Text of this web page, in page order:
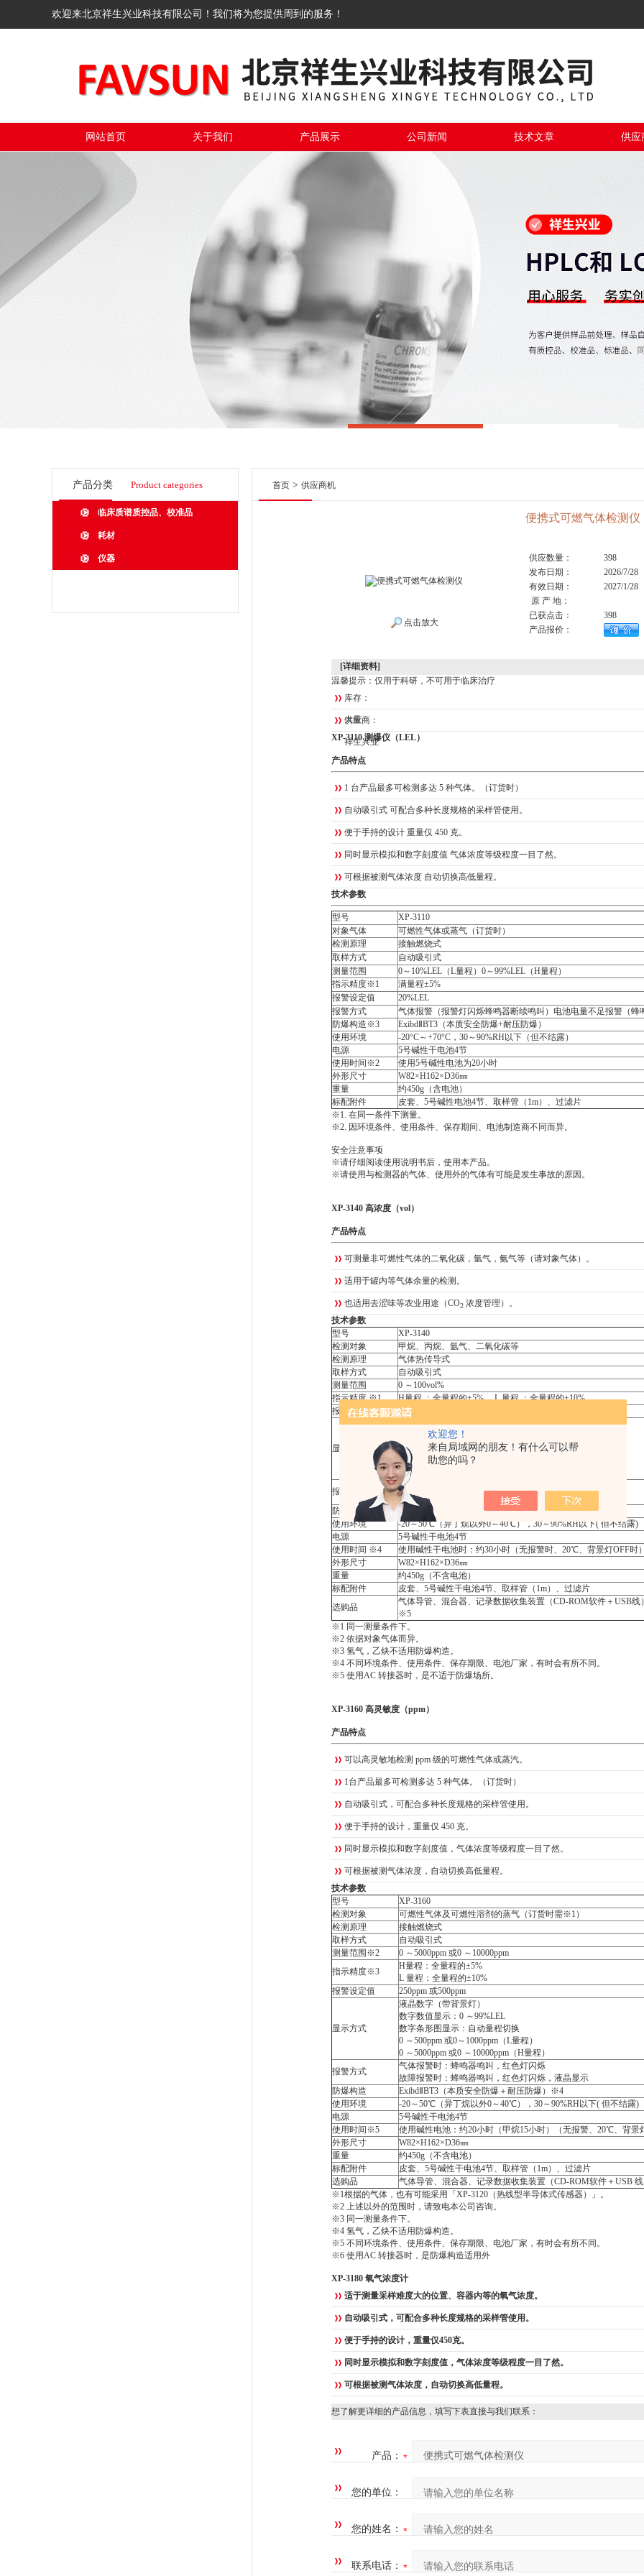
欢迎您！
来自局域网的朋友！有什么可以帮
助您的吗？
欢迎来北京祥生兴业科技有限公司！我们将为您提供周到的服务！
网站首页 关于我们 产品展示 公司新闻 技术文章 供应
产品分类 Product categories
临床质谱质控品、校准品
耗材
仪器
首页 > 供应商机
便携式可燃气体检测仪
点击放大
供应数量：
398
发布日期：
2026/7/28
有效日期：
2027/1/28
原 产 地：
已获点击：
398
产品报价：
[详细资料]
温馨提示：仅用于科研，不可用于临床治疗
库存：
大量
供应商：
祥生兴业
XP-3110 测爆仪（LEL）
产品特点
1 台产品最多可检测多达 5 种气体。（订货时）
自动吸引式 可配合多种长度规格的采样管使用。
便于手持的设计 重量仅 450 克。
同时显示模拟和数字刻度值 气体浓度等级程度一目了然。
可根据被测气体浓度 自动切换高低量程。
技术参数
型号
XP-3110
对象气体
可燃性气体或蒸气 （订货时）
检测原理
接触燃烧式
取样方式
自动吸引式
测量范围
0～10%LEL （L量程）0～99%LEL （H量程）
指示精度※1
满量程±5%
报警设定值
20%LEL
报警方式
气体报警（报警灯闪烁蜂鸣器断续鸣叫）电池电量不足报警（蜂
防爆构造※3 Exibd ⅡBT3（本质安全防爆+耐压防爆）
使用环境
-20°C～+70°C ，30～90%RH 以下（但不结露）
电源
5号碱性干电池4节
使用时间 ※2 使用5号碱性电池为20小时
外形尺寸
W82×H162×D36㎜
重量
约450g（含电池）
标配附件
皮套、 5号碱性电池4节、取样管（1m）、过滤片
※1. 在同一条件下测量。
※2. 因环境条件、使用条件、保存期间、电池制造商不同而异。
安全注意事项
※请仔细阅读使用说明书后，使用本产品。
※请使用与检测器的气体、使用外的气体有可能是发生事故的原因 。
XP-3140 高浓度（vol）
产品特点
可测量非可燃性气体的二氧化碳，氩气，氨气等（请对象气体）。
适用于罐内等气体余量的检测。
也适用去涩味等农业用途（CO2 浓度管理）。
技术参数
型号
XP-3140
检测对象
甲烷、丙烷、氩气、二氧化碳等
检测原理
气体热传导式
取样方式
自动吸引式
测量范围
0 ～100vol%
指示精度 ※1
H量程 ：全量程的±5% ，L 量程 ：全量程的±10%
报警设定值
50vol%
显示方式
液晶数字（带背景灯）
数字数值显示 ：0 ～99%LEL
数字条形图显示 ：自动量程切换
0 ～10vol% 或0 ～30vol%（L 量程）※2
0 ～100vol%（H 量程）
报警方式
气体报警时：蜂鸣器鸣叫，红色灯闪烁
故障报警时：蜂鸣器鸣叫，红色灯闪烁，液晶显示
防爆构造
ExibdⅡBT3（本质安全防爆＋耐压防爆）※3
使用环境
-20～50℃（异丁烷以外0～40℃），30～90%RH以下( 但不结露)
电源
5号碱性干电池4节
使用时间 ※4
使用碱性干电池时：约30小时（无报警时、20℃、背景灯OFF时）
外形尺寸
W82×H162×D36㎜
重量
约450g（不含电池）
标配附件
皮套、5号碱性干电池4节、取样管（1m）、过滤片
选购品
气体导管、混合器、记录数据收集装置（CD-ROM软件＋USB线
※5
※1 同一测量条件下。
※2 依据对象气体而异。
※3 氢气，乙炔不适用防爆构造。
※4 不同环境条件、使用条件、保存期限、电池厂家，有时会有所不同。
※5 使用AC 转接器时，是不适于防爆场所。
XP-3160 高灵敏度（ppm）
产品特点
可以高灵敏地检测 ppm 级的可燃性气体或蒸汽。
1台产品最多可检测多达 5 种气体。（订货时）
自动吸引式，可配合多种长度规格的采样管使用。
便于手持的设计，重量仅 450 克。
同时显示模拟和数字刻度值，气体浓度等级程度一目了然。
可根据被测气体浓度，自动切换高低量程。
技术参数
型号
XP-3160
检测对象
可燃性气体及可燃性溶剂的蒸气（订货时需※1）
检测原理
接触燃烧式
取样方式
自动吸引式
测量范围※2 0 ～5000ppm 或0 ～ 10000ppm
指示精度※3
H量程 ：全量程的±5%
L 量程 ：全量程的±10%
报警设定值
250ppm 或500ppm
显示方式
液晶数字（带背景灯）
数字数值显示 ：0 ～99%LEL
数字条形图显示 ：自动量程切换
0 ～500ppm 或0～ 1000ppm （L量程）
0 ～5000ppm 或0 ～ 10000ppm （H量程）
报警方式
气体报警时：蜂鸣器鸣叫，红色灯闪烁
故障报警时：蜂鸣器鸣叫，红色灯闪烁，液晶显示
防爆构造
Exibd ⅡBT3（本质安全防爆＋耐压防爆）※4
使用环境
-20～50℃（异丁烷以外0～40℃），30～90%RH 以下( 但不结露)
电源
5号碱性干电池4节
使用时间※5 使用碱性电池：约20小时（甲烷15小时）（无报警、20℃、背景
外形尺寸
W82×H162×D36㎜
重量
约450g（不含电池）
标配附件
皮套、 5号碱性干电池4节、取样管（1m）、过滤片
选购品
气体导管、混合器、记录数据收集装置（CD-ROM软件＋USB 线
※1根据的气体，也有可能采用「XP-3120 （热线型半导体式传感器）」。
※2 上述以外的范围时，请致电本公司咨询。
※3 同一测量条件下。
※4 氢气，乙炔不适用防爆构造。
※5 不同环境条件、使用条件、保存期限、电池厂家，有时会有所不同。
※6 使用AC 转接器时，是防爆构造适用外
XP-3180 氧气浓度计
适于测量采样难度大的位置、容器内等的氧气浓度。
自动吸引式，可配合多种长度规格的采样管使用。
便于手持的设计，重量仅450克。
同时显示模拟和数字刻度值，气体浓度等级程度一目了然。
可根据被测气体浓度，自动切换高低量程。
想了解更详细的产品信息，填写下表直接与我们联系：
产品：
您的单位：
您的姓名：
联系电话：